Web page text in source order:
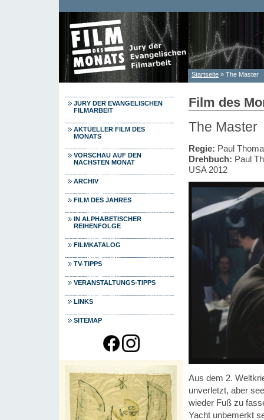
Sie sind hier
Startseite » The Master
JURY DER EVANGELISCHEN
FILMARBEIT
AKTUELLER FILM DES
MONATS
VORSCHAU AUF DEN
NÄCHSTEN MONAT
ARCHIV
FILM DES JAHRES
IN ALPHABETISCHER
REIHENFOLGE
FILMKATALOG
TV-TIPPS
VERANSTALTUNGS-TIPPS
LINKS
SITEMAP
Film des
The Master
Regie: Paul
Drehbuch: Paul
USA 2012
Aus dem 2.
unverletzt, aber
wieder Fuß zu
Yacht unbemerkt